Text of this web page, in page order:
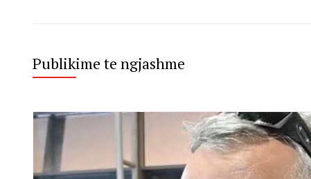
Publikime te ngjashme